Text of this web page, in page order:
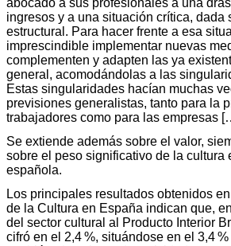
abocado a sus profesionales a una
ingresos y a una situación crítica, dada
estructural. Para hacer frente a esa
imprescindible implementar nuevas
complementen y adapten las ya
general, acomodándolas a las
Estas singularidades hacían muchas
previsiones generalistas, tanto para la
trabajadores como para las empresas
Se extiende además sobre el valor,
sobre el peso significativo de la cultura
española.
Los principales resultados obtenidos
de la Cultura en España indican que,
del sector cultural al Producto Interior
cifró en el 2,4 %, situándose en el 3,4